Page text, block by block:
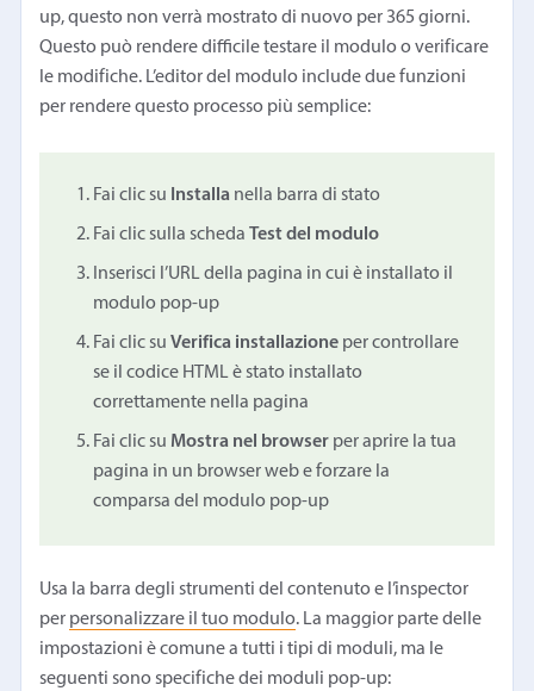
up, questo non verrà mostrato di nuovo per 365 giorni.
Questo può rendere difficile testare il modulo o verificare
le modifiche. L’editor del modulo include due funzioni
per rendere questo processo più semplice:
Fai clic su Installa nella barra di stato
Fai clic sulla schedaTest del modulo
Inserisci l’URL della pagina in cui è installato il
modulo pop-up
Fai clic suVerifica installazione per controllare
se il codice HTML è stato installato
correttamente nella pagina
Fai clic su Mostra nel browser per aprire la tua
pagina in un browser web e forzare la
comparsa del modulo pop-up
Usa la barra degli strumenti del contenuto e l’inspector
per personalizzare il tuo modulo. La maggior parte delle
impostazioni è comune a tutti i tipi di moduli, ma le
seguenti sono specifiche dei moduli pop-up: